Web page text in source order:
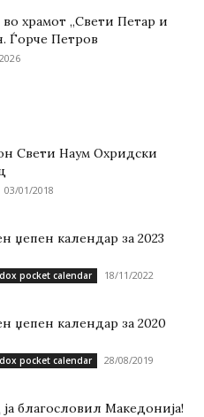
храмот „Свети Петар и
Ѓорче Петров
Свети Наум Охридски
03/01/2018
џепен календар за 2023
pocket calendar 18/11/2022
џепен календар за 2020
pocket calendar 28/08/2019
благословил Македонија!